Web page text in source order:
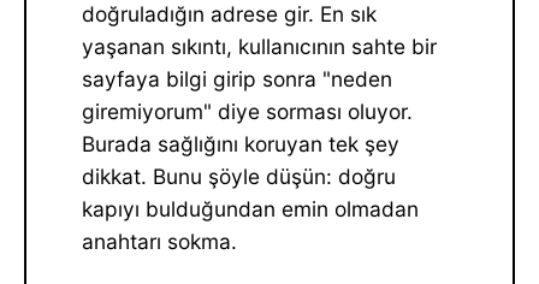
doğruladığın adrese gir. En sık
yaşanan sıkıntı, kullanıcının sahte bir
sayfaya bilgi girip sonra "neden
giremiyorum" diye sorması oluyor.
Burada sağlığını koruyan tek şey
dikkat. Bunu şöyle düşün: doğru
kapıyı bulduğundan emin olmadan
anahtarı sokma.